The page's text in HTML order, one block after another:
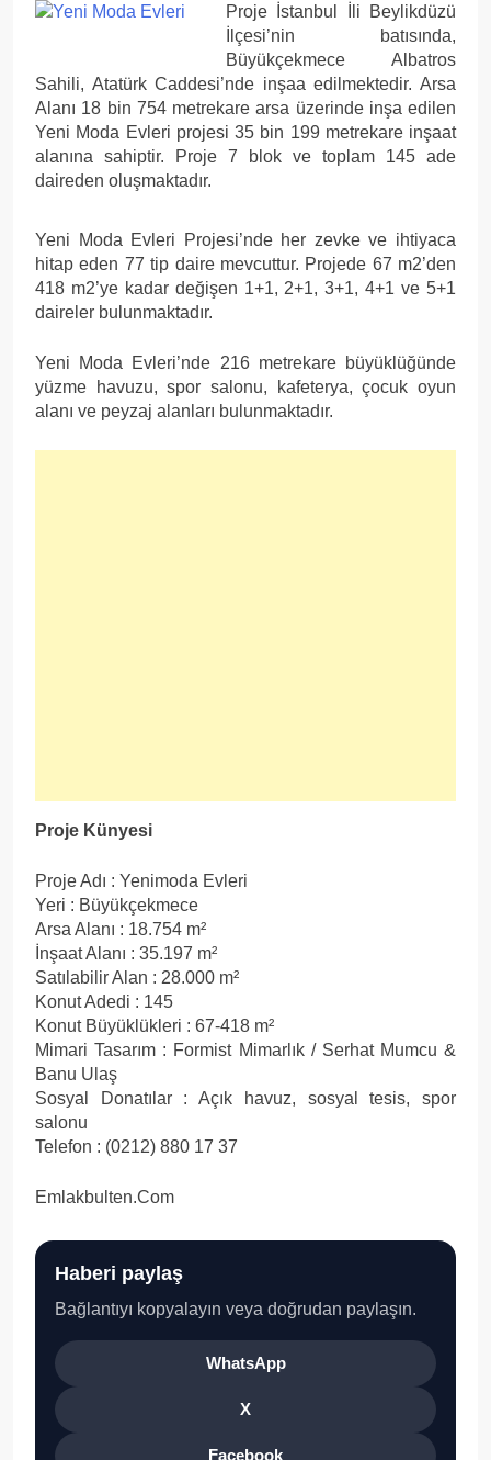
Proje İstanbul İli Beylikdüzü
İlçesi’nin batısında,
Büyükçekmece Albatros
Sahili, Atatürk Caddesi’nde inşaa edilmektedir. Arsa
Alanı 18 bin 754 metrekare arsa üzerinde inşa edilen
Yeni Moda Evleri projesi 35 bin 199 metrekare inşaat
alanına sahiptir. Proje 7 blok ve toplam 145 ade
daireden oluşmaktadır.
Yeni Moda Evleri Projesi’nde her zevke ve ihtiyaca
hitap eden 77 tip daire mevcuttur. Projede 67 m2’den
418 m2’ye kadar değişen 1+1, 2+1, 3+1, 4+1 ve 5+1
daireler bulunmaktadır.
Yeni Moda Evleri’nde 216 metrekare büyüklüğünde
yüzme havuzu, spor salonu, kafeterya, çocuk oyun
alanı ve peyzaj alanları bulunmaktadır.
Proje Künyesi
Proje Adı : Yenimoda Evleri
Yeri : Büyükçekmece
Arsa Alanı : 18.754 m²
İnşaat Alanı : 35.197 m²
Satılabilir Alan : 28.000 m²
Konut Adedi : 145
Konut Büyüklükleri : 67-418 m²
Mimari Tasarım : Formist Mimarlık / Serhat Mumcu &
Banu Ulaş
Sosyal Donatılar : Açık havuz, sosyal tesis, spor
salonu
Telefon : (0212) 880 17 37
Emlakbulten.Com
Haberi paylaş
Bağlantıyı kopyalayın veya doğrudan paylaşın.
WhatsApp
X
Facebook